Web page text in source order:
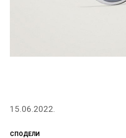
15.06.2022.
СПОДЕЛИ